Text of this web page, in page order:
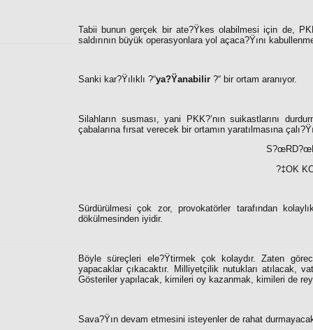
Tabii bunun gerçek bir ate?Ÿkes olabilmesi için de,
saldırının büyük operasyonlara yol açaca?Ÿını
Sanki kar?Ÿılıklı ?“ya?Ÿanabilir ?“ bir ortam aranıyor.
Silahların susması, yani PKK?’nın suikastlarını
çabalarına fırsat verecek bir ortamın yaratılmasına
?‡OK
Sürdürülmesi çok zor, provokatörler tarafından
dökülmesinden iyidir.
Böyle süreçleri ele?Ÿtirmek çok kolaydır. Zaten
yapacaklar çıkacaktır. Milliyetçilik nutukları atılacak,
Gösteriler yapılacak, kimileri oy kazanmak, kimileri de
Sava?Ÿın devam etmesini isteyenler de rahat